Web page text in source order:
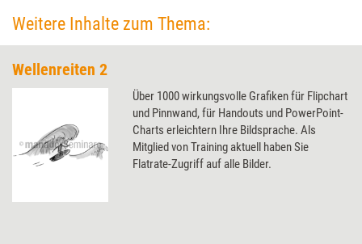
Weitere Inhalte zum Thema:
Wellenreiten 2
Über 1000 wirkungsvolle Grafiken für Flipchart
und Pinnwand, für Handouts und PowerPoint-
Charts erleichtern Ihre Bildsprache. Als
Mitglied von Training aktuell haben Sie
Flatrate-Zugriff auf alle Bilder.